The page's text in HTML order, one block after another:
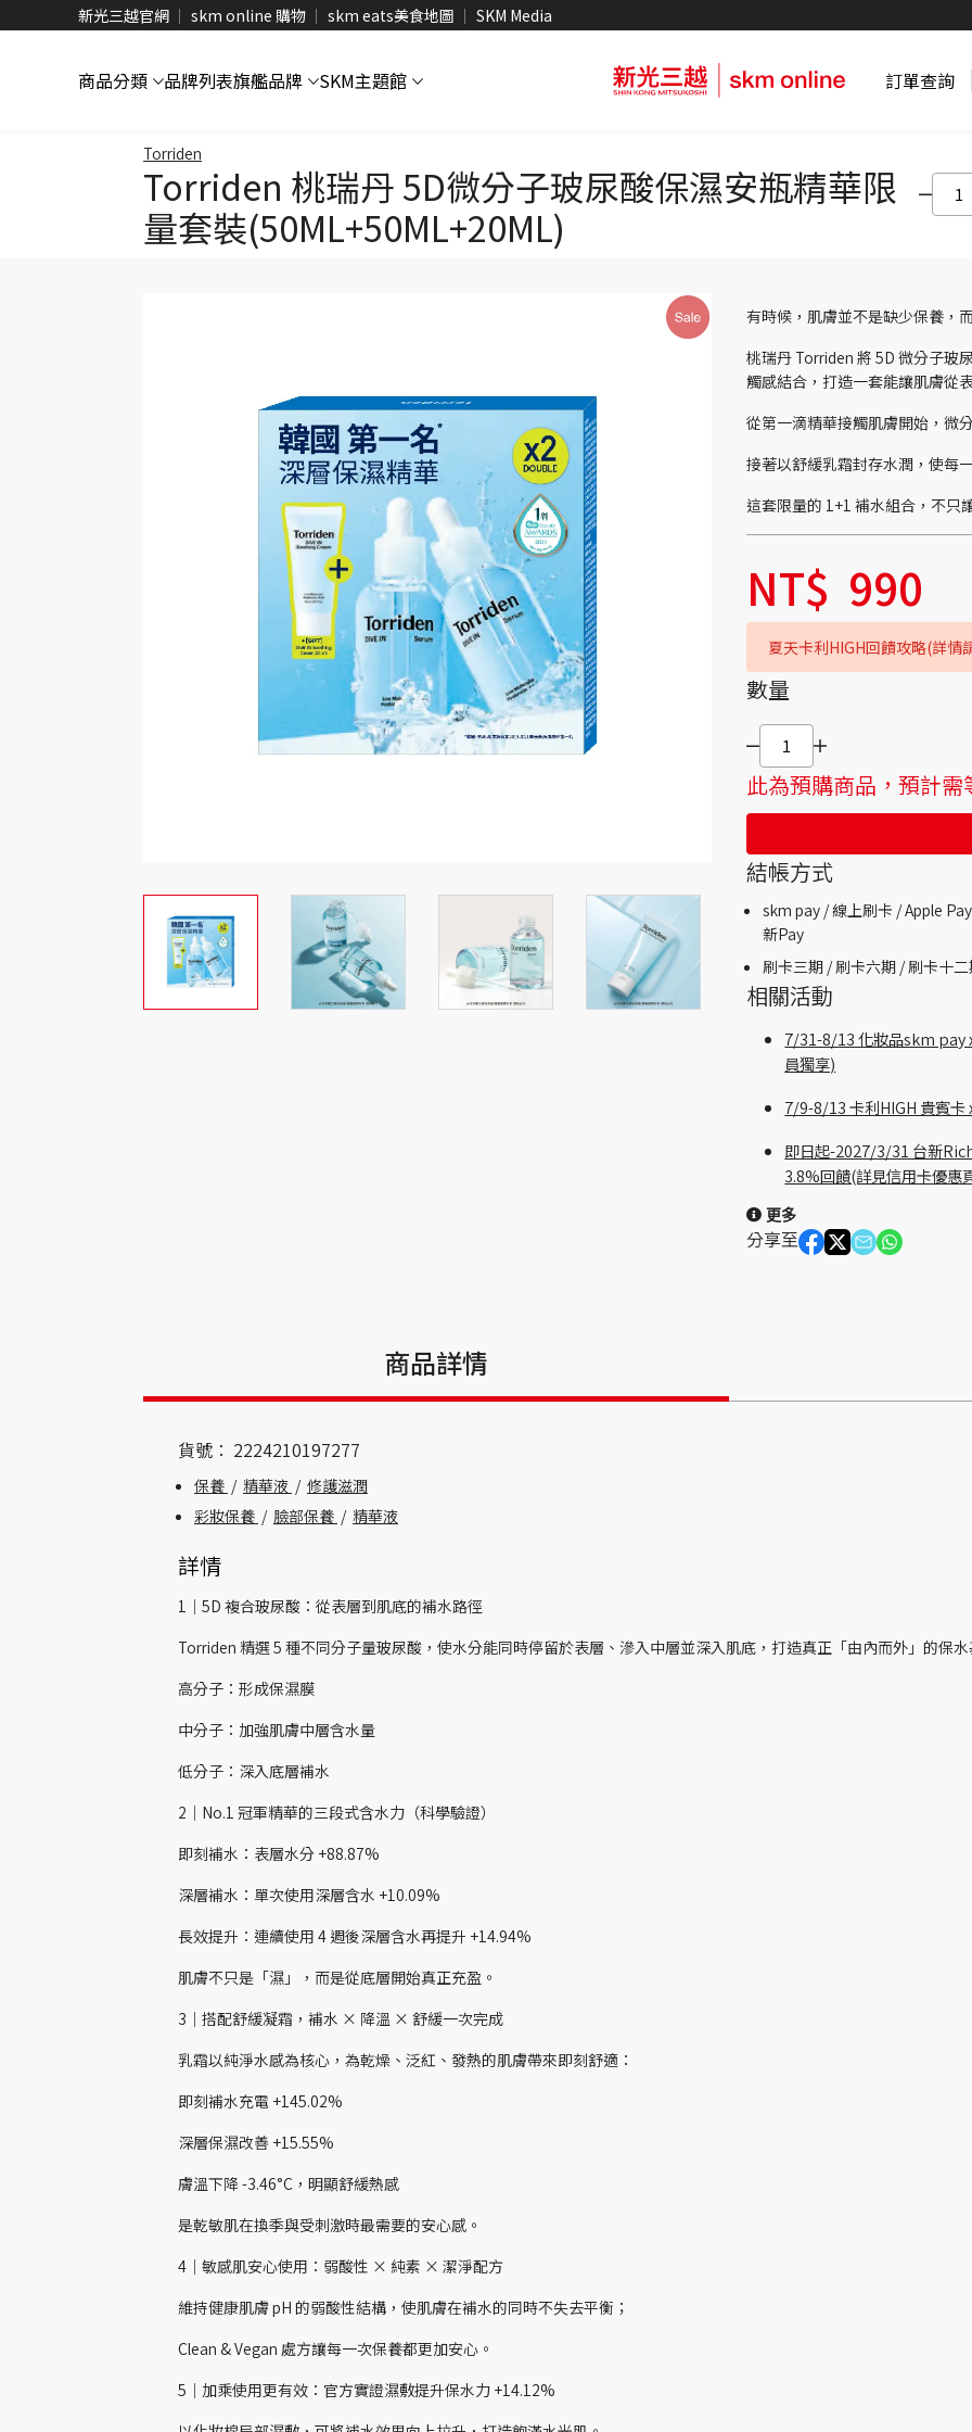
新光三越官網 skm online 購物 skm eats美食地圖 SKM Media
商品分類 品牌列表旗艦品牌 SKM主題館 訂單查詢
Torriden
Torriden 桃瑞丹 5D微分子玻尿酸保濕安瓶精華限
量套裝(50ML+50ML+20ML)
有時候，肌膚並不是缺少保養，
桃瑞丹 Torriden 將 5D 微分子玻
觸感結合，打造一套能讓肌膚從
從第一滴精華接觸肌膚開始，微
接著以舒緩乳霜封存水潤，使每
這套限量的 1+1 補水組合，不只
NT$ 990
夏天卡利HIGH回饋攻略(詳情
數量
此為預購商品，預計
結帳方式
skm pay /線上刷卡 / Apple
新Pay
刷卡三期 /刷卡六期 /刷卡十
相關活動
7/31-8/13 化妝品skm pay
員獨享)
7/9-8/13 卡利HIGH 貴賓
即日起-2027/3/31 台新
3.8%回饋(詳見信用卡優惠
更多
分享至
商品詳情
貨號： 2224210197277
保養 / 精華液 / 修護滋潤
彩妝保養 / 臉部保養 / 精華液
詳情
1｜5D 複合玻尿酸：從表層到肌底的補水路徑
Torriden 精選 5 種不同分子量玻尿酸，使水分能同時停留於表層、滲入中層並深入肌底，打造真正「由內而外」的保
高分子：形成保濕膜
中分子：加強肌膚中層含水量
低分子：深入底層補水
2｜No.1 冠軍精華的三段式含水力（科學驗證）
即刻補水：表層水分 +88.87%
深層補水：單次使用深層含水 +10.09%
長效提升：連續使用 4 週後深層含水再提升 +14.94%
肌膚不只是「濕」，而是從底層開始真正充盈。
3｜搭配舒緩凝霜，補水 × 降溫 × 舒緩一次完成
乳霜以純淨水感為核心，為乾燥、泛紅、發熱的肌膚帶來即刻舒適：
即刻補水充電 +145.02%
深層保濕改善 +15.55%
膚溫下降 -3.46°C，明顯舒緩熱感
是乾敏肌在換季與受刺激時最需要的安心感。
4｜敏感肌安心使用：弱酸性 × 純素 × 潔淨配方
維持健康肌膚 pH 的弱酸性結構，使肌膚在補水的同時不失去平衡；
Clean & Vegan 處方讓每一次保養都更加安心。
5｜加乘使用更有效：官方實證濕敷提升保水力 +14.12%